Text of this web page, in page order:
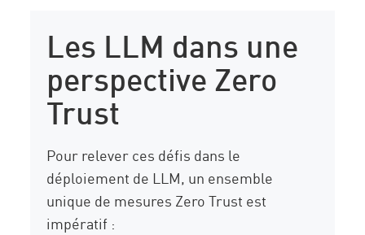
Les LLM dans une
perspective Zero
Trust
Pour relever ces défis dans le
déploiement de LLM, un ensemble
unique de mesures Zero Trust est
impératif :